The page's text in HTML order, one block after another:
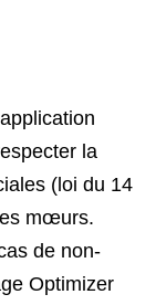
la
(loi du 14
mœurs.
de non-
Optimizer